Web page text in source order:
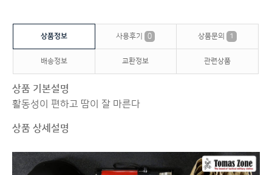
상품정보 사용후기 0 상품문의 1
배송정보 교환정보 관련상품
상품 기본설명
활동성이 편하고 땀이 잘 마른다
상품 상세설명